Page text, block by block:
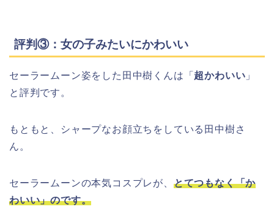
評判③：女の子みたいにかわいい
セーラームーン姿をした田中樹くんは「 超かわいい 」
と評判です。
もともと、シャープなお顔立ちをしている田中樹さ
ん。
セーラームーンの本気コスプレが、 とてつもなく「か
わいい」のです。